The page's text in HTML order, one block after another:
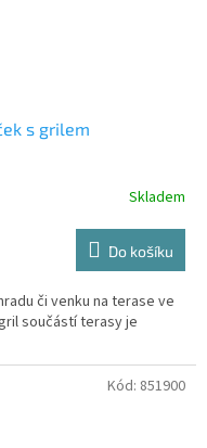
s grilem
Skladem
Do košíku
či venku na terase ve
součástí terasy je
Kód: 851900